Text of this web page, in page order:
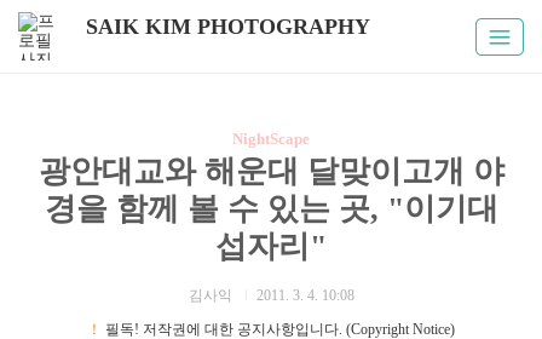
SAIK KIM PHOTOGRAPHY
NightScape
광안대교와 해운대 달맞이고개 야
경을 함께 볼 수 있는 곳, "이기대
섭자리"
김사익
2011. 3. 4. 10:08
！
필독! 저작권에 대한 공지사항입니다. (Copyright Notice)